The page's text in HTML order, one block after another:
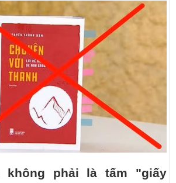
không phải là tấm "giấy